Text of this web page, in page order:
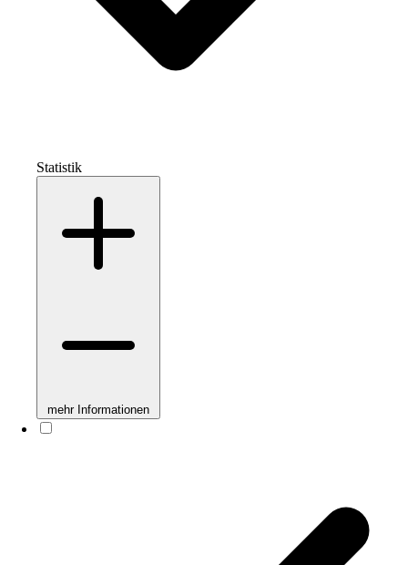
Statistik
mehr Informationen